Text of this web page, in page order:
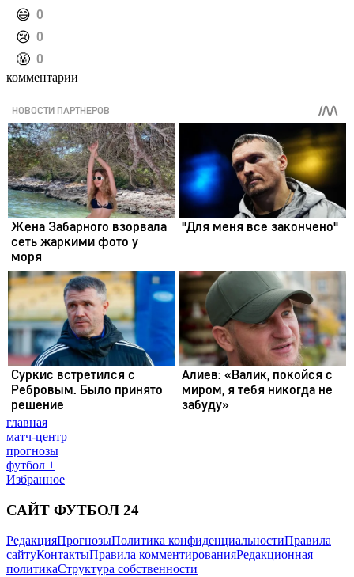
️😄 0
️😢 0
️🤬 0
комментарии
главная
матч-центр
прогнозы
футбол +
Избранное
САЙТ ФУТБОЛ 24
РедакцияПрогнозыПолитика конфиденциальностиПравила
сайтуКонтактыПравила комментированияРедакционная
политикаСтруктура собственности